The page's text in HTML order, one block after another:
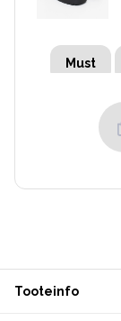
Must
Tooteinfo